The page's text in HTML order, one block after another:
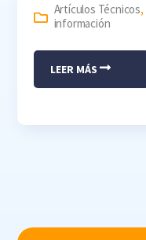
Artículos Técnicos,
información
LEER MÁS